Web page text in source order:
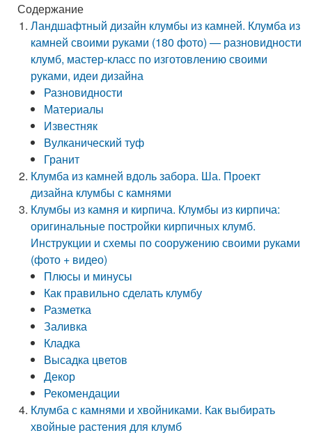
Содержание
Ландшафтный дизайн клумбы из камней. Клумба из
камней своими руками (180 фото) — разновидности
клумб, мастер-класс по изготовлению своими
руками, идеи дизайна
Разновидности
Материалы
Известняк
Вулканический туф
Гранит
Клумба из камней вдоль забора. Ша. Проект
дизайна клумбы с камнями
Клумбы из камня и кирпича. Клумбы из кирпича:
оригинальные постройки кирпичных клумб.
Инструкции и схемы по сооружению своими руками
(фото + видео)
Плюсы и минусы
Как правильно сделать клумбу
Разметка
Заливка
Кладка
Высадка цветов
Декор
Рекомендации
Клумба с камнями и хвойниками. Как выбирать
хвойные растения для клумб